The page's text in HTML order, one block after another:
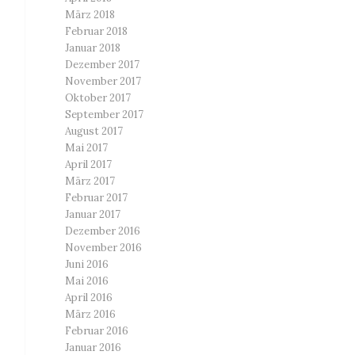
März 2018
Februar 2018
Januar 2018
Dezember 2017
November 2017
Oktober 2017
September 2017
August 2017
Mai 2017
April 2017
März 2017
Februar 2017
Januar 2017
Dezember 2016
November 2016
Juni 2016
Mai 2016
April 2016
März 2016
Februar 2016
Januar 2016